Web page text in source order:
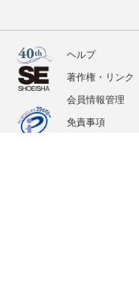
ヘルプ
著作権・リンク
会員情報管理
免責事項